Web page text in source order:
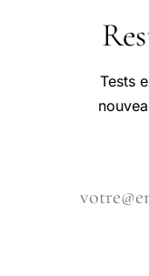
Tests